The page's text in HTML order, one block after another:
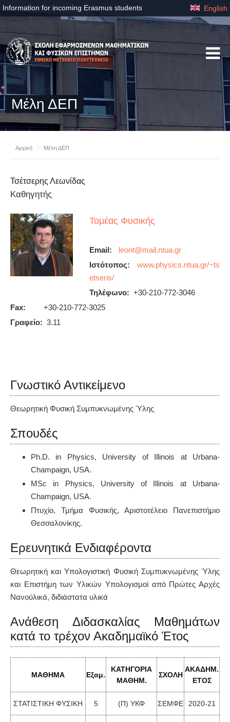
Information for incoming Erasmus students English
Μέλη ΔΕΠ
Αρχική / Μέλη ΔΕΠ
Τσέτσερης Λεωνίδας
Καθηγητής
Τομέας Φυσικής
Email:
Ιστότοπος:
www.physics.ntua.gr/~ts
etseris/
Τηλέφωνο: +30-210-772-3046
Fax:
+30-210-772-3025
Γραφείο: 3.11
Γνωστικό Αντικείμενο
Θεωρητική Φυσική Συμπυκνωμένης Ύλης
Σπουδές
Ph.D. in Physics, University of Illinois at Urbana-
Champaign, USA.
MSc in Physics, University of Illinois at Urbana-
Champaign, USA.
Πτυχίο, Τμήμα Φυσικής, Αριστοτέλειο Πανεπιστήμιο
Θεσσαλονίκης.
Ερευνητικά Ενδιαφέροντα
Θεωρητική και Υπολογιστική Φυσική Συμπυκνωμένης Ύλης
και Επιστήμη των Υλικών Υπολογισμοί από Πρώτες Αρχές
Νανοϋλικά, διδιάστατα υλικά
Ανάθεση Διδασκαλίας Μαθημάτων
κατά το τρέχον Ακαδημαϊκό Έτος
ΜΑΘΗΜΑ Εξαμ.
ΚΑΤΗΓΟΡΙΑ
ΜΑΘΗΜ.
ΣΧΟΛΗ
ΑΚΑΔΗΜ.
ΕΤΟΣ
ΣΤΑΤΙΣΤΙΚΗ ΦΥΣΙΚΗ 5 (Π) ΥΚΦ ΣΕΜΦΕ 2020-21